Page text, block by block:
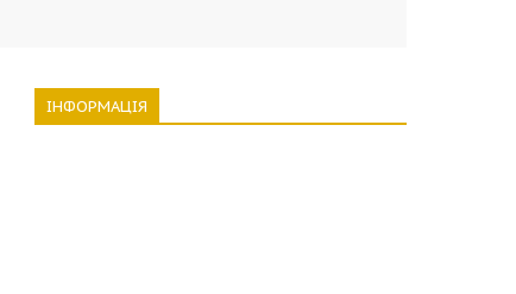
ІНФОРМАЦІЯ